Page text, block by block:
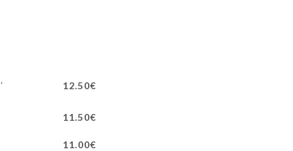
12.50€
11.50€
11.00€